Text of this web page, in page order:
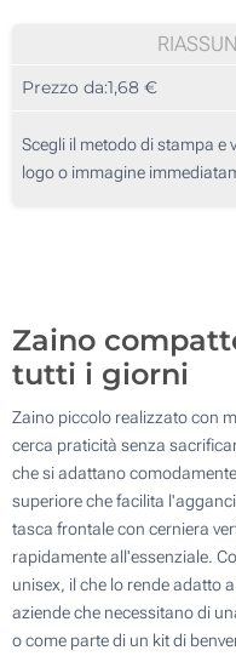
Transfer digitale full color
20
50
100
Prezzo da:1,68 €
Scegli il metodo di stampa e
logo o immagine
Zaino
tutti i giorni
Zaino piccolo realizzato con
cerca praticità senza
che si adattano
superiore che facilita
tasca frontale con cerniera
rapidamente all'essenziale.
unisex, il che lo rende adatto
aziende che necessitano di
o come parte di un kit di